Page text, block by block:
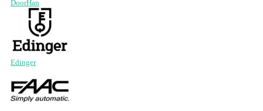
DoorHan
Edinger